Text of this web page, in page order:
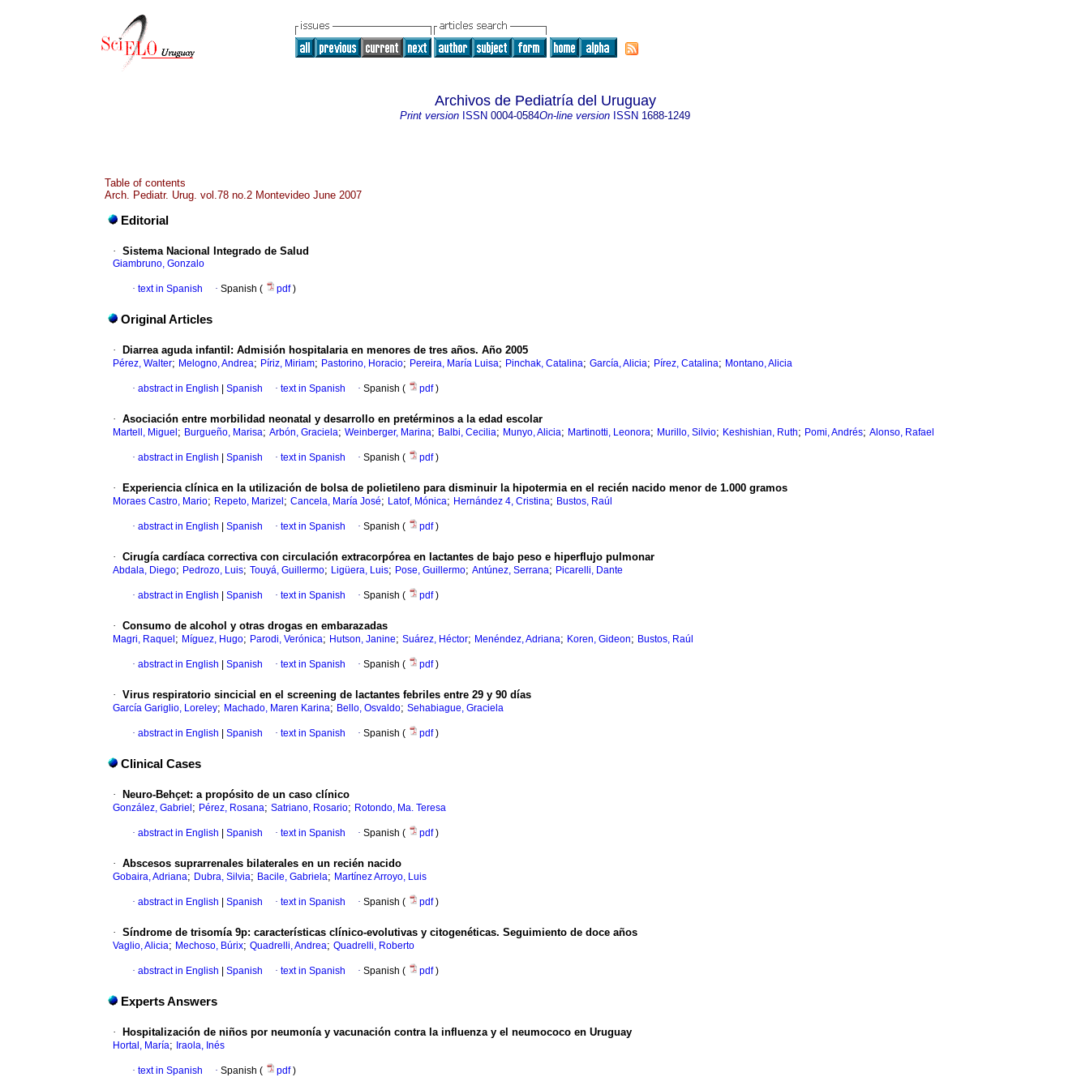
Archivos de Pediatría del Uruguay
Print version ISSN 0004-0584On-line version ISSN 1688-1249
Table of contents
Arch. Pediatr. Urug. vol.78 no.2 Montevideo June 2007
Editorial
· Sistema Nacional Integrado de Salud
Giambruno, Gonzalo
· text in Spanish · Spanish ( pdf)
Original Articles
· Diarrea aguda infantil: Admisión hospitalaria en menores de tres años. Año 2005
Pérez, Walter; Melogno, Andrea; Píriz, Miriam; Pastorino, Horacio; Pereira, María Luisa; Pinchak, Catalina; García, Alicia; Pírez, Catalina; Montano, Alicia
· abstract in English Spanish · text in Spanish · Spanish ( pdf)
· Asociación entre morbilidad neonatal y desarrollo en pretérminos a la edad escolar
Martell, Miguel ; Burgueño, Marisa; Arbón, Graciela; Weinberger, Marina; Balbi, Cecilia; Munyo, Alicia; Martinotti, Leonora; Murillo, Silvio; Keshishian, Ruth; Pomi, Andrés; Alonso, Rafael
· abstract in English Spanish · text in Spanish · Spanish ( pdf)
· Experiencia clínica en la utilización de bolsa de polietileno para disminuir la hipotermia en el recién nacido menor de 1.000 gramos
Moraes Castro, Mario; Repeto, Marizel ; Cancela, María José; Latof, Mónica; Hernández 4, Cristina; Bustos, Raúl
· abstract in English Spanish · text in Spanish · Spanish ( pdf)
· Cirugía cardíaca correctiva con circulación extracorpórea en lactantes de bajo peso e hiperflujo pulmonar
Abdala, Diego; Pedrozo, Luis; Touyá, Guillermo; Ligüera, Luis; Pose, Guillermo; Antúnez, Serrana; Picarelli, Dante
· abstract in English Spanish · text in Spanish · Spanish ( pdf)
· Consumo de alcohol y otras drogas en embarazadas
Magri, Raquel ; Míguez, Hugo; Parodi, Verónica; Hutson, Janine; Suárez, Héctor; Menéndez, Adriana; Koren, Gideon; Bustos, Raúl
· abstract in English Spanish · text in Spanish · Spanish ( pdf)
· Virus respiratorio sincicial en el screening de lactantes febriles entre 29 y 90 días
García Gariglio, Loreley; Machado, Maren Karina; Bello, Osvaldo; Sehabiague, Graciela
· abstract in English Spanish · text in Spanish · Spanish ( pdf)
Clinical Cases
· Neuro-Behçet: a propósito de un caso clínico
González, Gabriel ; Pérez, Rosana; Satriano, Rosario; Rotondo, Ma. Teresa
· abstract in English Spanish · text in Spanish · Spanish ( pdf)
· Abscesos suprarrenales bilaterales en un recién nacido
Gobaira, Adriana; Dubra, Silvia; Bacile, Gabriela; Martínez Arroyo, Luis
· abstract in English Spanish · text in Spanish · Spanish ( pdf)
· Síndrome de trisomía 9p: características clínico-evolutivas y citogenéticas. Seguimiento de doce años
Vaglio, Alicia; Mechoso, Búrix; Quadrelli, Andrea; Quadrelli, Roberto
· abstract in English Spanish · text in Spanish · Spanish ( pdf)
Experts Answers
· Hospitalización de niños por neumonía y vacunación contra la influenza y el neumococo en Uruguay
Hortal, María; Iraola, Inés
· text in Spanish · Spanish ( pdf)